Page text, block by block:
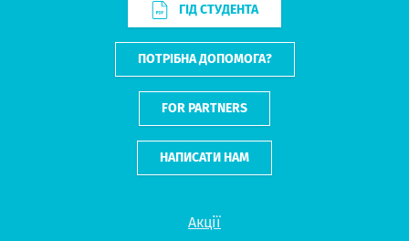
Акції
ГІД СТУДЕНТА
ПОТРІБНА ДОПОМОГА?
FOR PARTNERS
НАПИСАТИ НАМ